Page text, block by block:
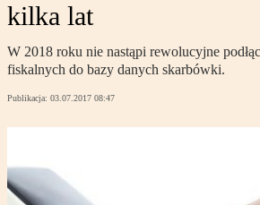
kilka lat
W 2018 roku nie nastąpi rewolucyjne
fiskalnych do bazy danych skarbówki.
Publikacja: 03.07.2017 08:47